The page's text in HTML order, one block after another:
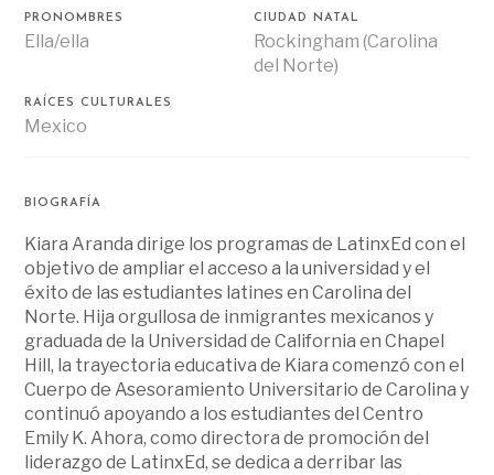
PRONOMBRES
Ella/ella
CIUDAD NATAL
Rockingham (Carolina
del Norte)
RAÍCES CULTURALES
Mexico
BIOGRAFÍA
Kiara Aranda dirige los programas de LatinxEd con el
objetivo de ampliar el acceso a la universidad y el
éxito de las estudiantes latines en Carolina del
Norte. Hija orgullosa de inmigrantes mexicanos y
graduada de la Universidad de California en Chapel
Hill, la trayectoria educativa de Kiara comenzó con el
Cuerpo de Asesoramiento Universitario de Carolina y
continuó apoyando a los estudiantes del Centro
Emily K. Ahora, como directora de promoción del
liderazgo de LatinxEd, se dedica a derribar las